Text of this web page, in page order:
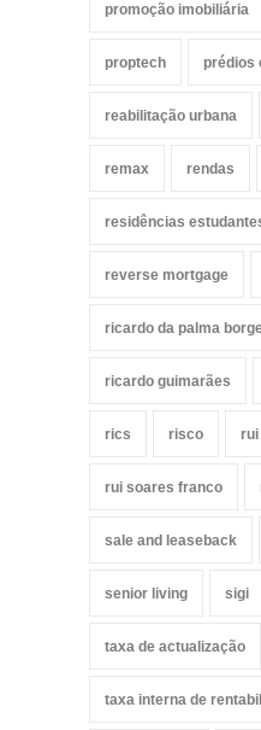
promoção imobiliária
proptech prédios
reabilitação urbana
remax rendas
residências
reverse mortgage
ricardo da palma
ricardo guimarães
rics risco rui
rui soares franco
sale and leaseback
senior living sigi
taxa de actualização
taxa interna de